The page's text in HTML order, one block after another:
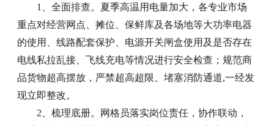
1、全面排查。夏季高温用电量加大，各专业市场
重点对经营网点、摊位、保鲜库及各场地等大功率电器
的使用、线路配套保护、电源开关闸盒使用及是否存在
电线私拉乱接、飞线充电等情况进行安全检查；规范商
品货物超高摆放，严禁超高超限、堵塞消防通道,一经发
现立即整改。
2、梳理底册。网格员落实岗位责任，协作联动，